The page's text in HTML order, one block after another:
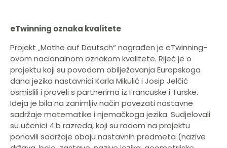
eTwinning oznaka kvalitete
Projekt „Mathe auf Deutsch“ nagrađen je eTwinning-
ovom nacionalnom oznakom kvalitete. Riječ je o
projektu koji su povodom obilježavanja Europskoga
dana jezika nastavnici Karla Mikulić i Josip Jelčić
osmislili i proveli s partnerima iz Francuske i Turske.
Ideja je bila na zanimljiv način povezati nastavne
sadržaje matematike i njemačkoga jezika. Sudjelovali
su učenici 4.b razreda, koji su radom na projektu
ponovili sadržaje obaju nastavnih predmeta (nazive